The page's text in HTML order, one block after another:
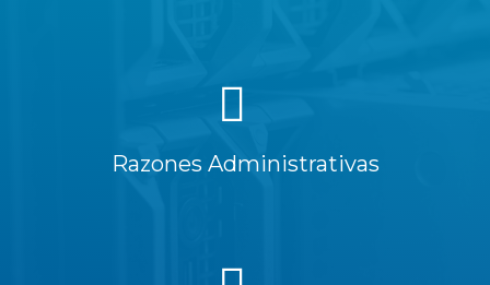
Razones Administrativas